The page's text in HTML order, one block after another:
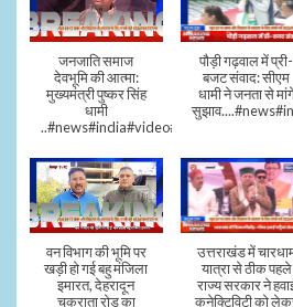
जनजाति समाज
देवभूमि की आत्मा:
मुख्यमंत्री पुष्कर सिंह
धामी
..#news#india#video#viral
पौड़ी गढ़वाल में प्री-
बजट संवाद: सीएम
धामी ने जनता से
वन विभाग की भूमि पर
खड़ी हो गई बहु मंजिला
इमारत, देहरादून
चकराता रोड का
उत्तराखंड में
यात्रा से ठीक पहले
राज्य सरकार ने
कनेक्टिविटी को